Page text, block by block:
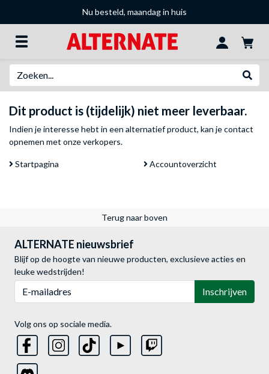
Nu besteld, maandag in huis
Dit product is (tijdelijk) niet meer leverbaar.
Indien je interesse hebt in een alternatief product, kan jecontact
opnemen met onze verkopers.
Startpagina Accountoverzicht
Terug naar boven
ALTERNATE nieuwsbrief
Blijf op de hoogte van nieuwe producten, exclusieve acties en
leuke wedstrijden!
Inschrijven
Volg ons op sociale media.